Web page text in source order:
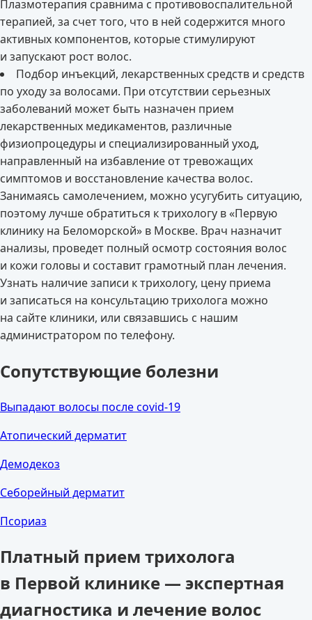
Плазмотерапия сравнима с противовоспалительной
терапией, за счет того, что в ней содержится много
активных компонентов, которые стимулируют
и запускают рост волос.
Подбор инъекций, лекарственных средств и средств
по уходу за волосами. При отсутствии серьезных
заболеваний может быть назначен прием
лекарственных медикаментов, различные
физиопроцедуры и специализированный уход,
направленный на избавление от тревожащих
симптомов и восстановление качества волос.
Занимаясь самолечением, можно усугубить ситуацию,
поэтому лучше обратиться к трихологу в «Первую
клинику на Беломорской» в Москве. Врач назначит
анализы, проведет полный осмотр состояния волос
и кожи головы и составит грамотный план лечения.
Узнать наличие записи к трихологу, цену приема
и записаться на консультацию трихолога можно
на сайте клиники, или связавшись с нашим
администратором по телефону.
Сопутствующие болезни
Выпадают волосы после covid-19
Атопический дерматит
Демодекоз
Себорейный дерматит
Псориаз
Платный прием трихолога
в Первой клинике — экспертная
диагностика и лечение волос